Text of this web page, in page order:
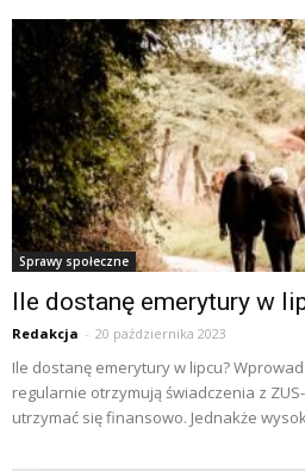
Sprawy społeczne
Ile dostanę emerytury w
Redakcja - 20 października 2023
Ile dostanę emerytury w lipcu?
regularnie otrzymują świadczenia z
utrzymać się finansowo. Jednakże